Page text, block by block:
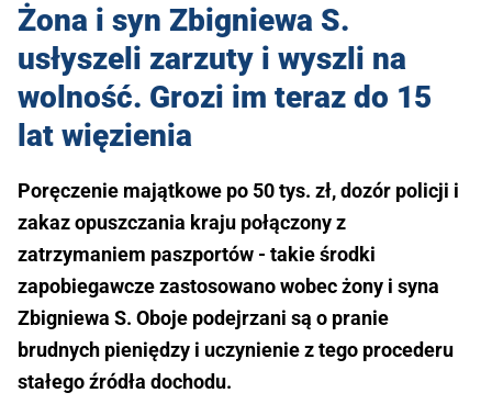
Żona i syn Zbigniewa S.
usłyszeli zarzuty i wyszli na
wolność. Grozi im teraz do 15
lat więzienia
Poręczenie majątkowe po 50 tys. zł, dozór policji i
zakaz opuszczania kraju połączony z
zatrzymaniem paszportów - takie środki
zapobiegawcze zastosowano wobec żony i syna
Zbigniewa S. Oboje podejrzani są o pranie
brudnych pieniędzy i uczynienie z tego procederu
stałego źródła dochodu.